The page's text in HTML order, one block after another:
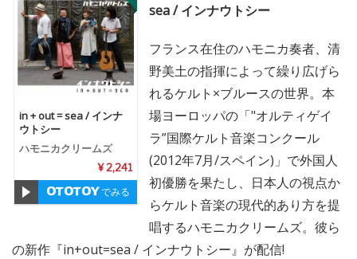
in + out = sea / インナ
ウトシー
ハモニカクリームズ
¥ 2,241
でみる
sea / インナウトシー
フランス在住のハモニカ奏者、清
野美土の指揮によって繰り広げら
れるケルト×ブルースの世界。本
場ヨーロッパの「"オルティゲイ
ラ”国際ケルト音楽コンクール
(2012年7月/スペイン)」で外国人
初優勝を果たし、日本人の視点か
らケルト音楽の現代的あり方を提
唱するハモニカクリームズ。彼ら
の新作『in+out=sea / インナウトシー』が配信!